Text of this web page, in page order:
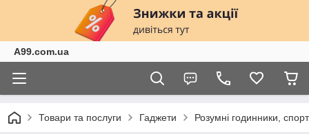
A99.com.ua
Товари та послуги Гаджети Розумні годинники,